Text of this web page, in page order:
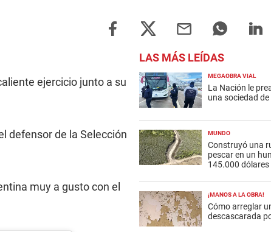
ejercicio junto a su
defensor de la Selección
muy a gusto con el
LAS MÁS LEÍDAS
MEGAOBRA VIAL
La Nación le
una sociedad
MUNDO
Construyó una
pescar en un
145.000 dólares
¡MANOS A LA OBRA!
Cómo arreglar
descascarada